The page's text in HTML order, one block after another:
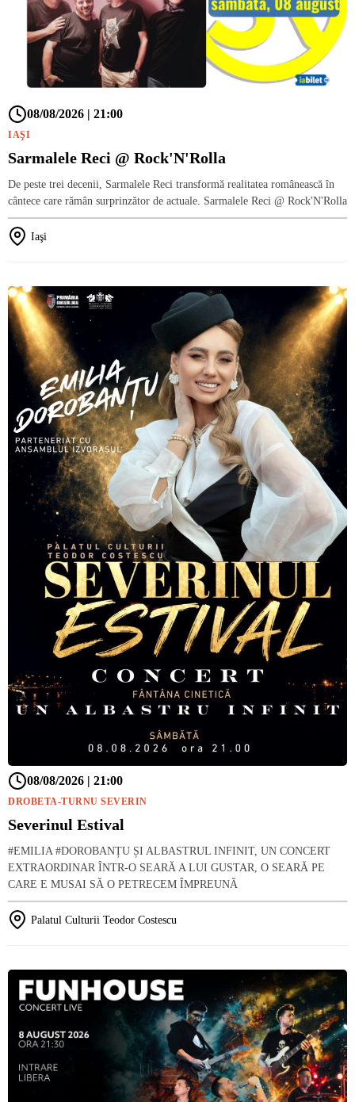
08/08/2026 | 21:00
IAŞI
Sarmalele Reci @ Rock'N'Rolla
De peste trei decenii, Sarmalele Reci transformă realitatea românească în
cântece care rămân surprinzător de actuale. Sarmalele Reci @ Rock'N'Rolla
Iaşi
08/08/2026 | 21:00
DROBETA-TURNU SEVERIN
Severinul Estival
#EMILIA #DOROBANȚU ȘI ALBASTRUL INFINIT, UN CONCERT
EXTRAORDINAR ÎNTR-O SEARĂ A LUI GUSTAR, O SEARĂ PE
CARE E MUSAI SĂ O PETRECEM ÎMPREUNĂ
Palatul Culturii Teodor Costescu